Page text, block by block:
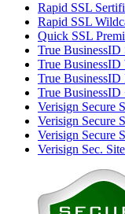
Rapid SSL
Rapid SSL
Quick SSL
True BusinessID
True
True
True
Verisign Secure
Verisign Secure
Verisign Secure
Verisign Sec.